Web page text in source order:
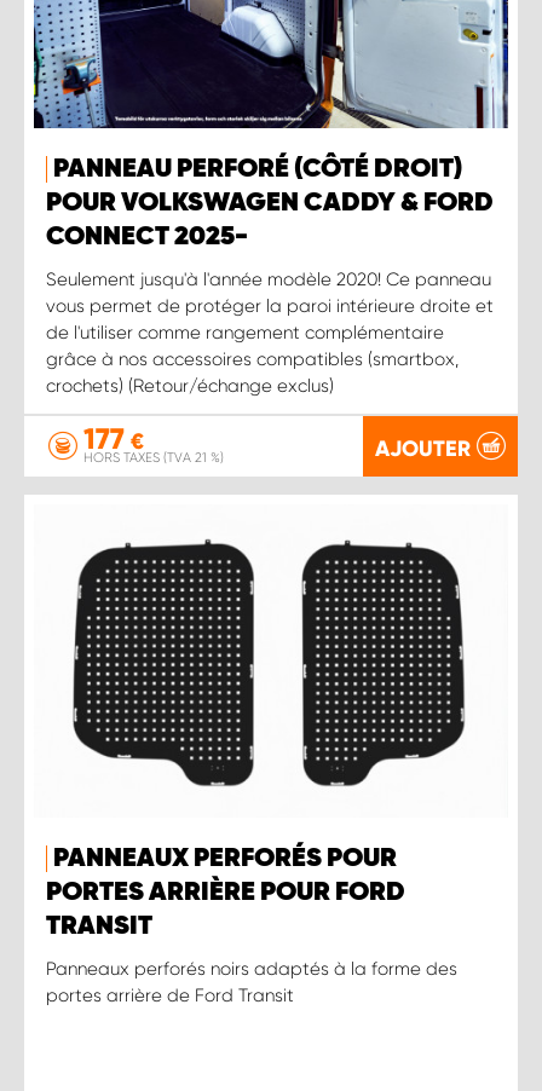
PANNEAU PERFORÉ (CÔTÉ DROIT)
POUR VOLKSWAGEN CADDY & FORD
CONNECT 2025-
Seulement jusqu'à l'année modèle 2020! Ce panneau
vous permet de protéger la paroi intérieure droite et
de l'utiliser comme rangement complémentaire
grâce à nos accessoires compatibles (smartbox,
crochets) (Retour/échange exclus)
177 €
HORS TAXES (TVA 21 %) AJOUTER
PANNEAUX PERFORÉS POUR
PORTES ARRIÈRE POUR FORD
TRANSIT
Panneaux perforés noirs adaptés à la forme des
portes arrière de Ford Transit